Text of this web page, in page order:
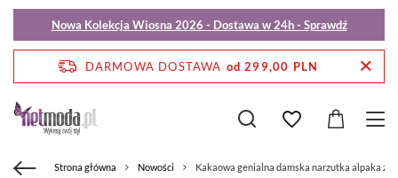
Nowa Kolekcja Wiosna 2026 - Dostawa w 24h - Sprawdź
DARMOWA DOSTAWA od 299,00 PLN
Strona główna Nowości Kakaowa genialna damska narzutka alpaka z